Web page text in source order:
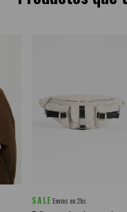
SALE Envíos en 2hs